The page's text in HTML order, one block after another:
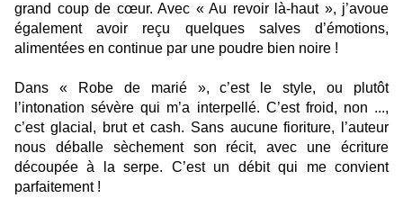
grand coup de cœur. Avec « Au revoir là-haut », j’avoue
également avoir reçu quelques salves d’émotions,
alimentées en continue par une poudre bien noire !
Dans « Robe de marié », c’est le style, ou plutôt
l’intonation sévère qui m’a interpellé. C’est froid, non ...,
c’est glacial, brut et cash. Sans aucune fioriture, l’auteur
nous déballe sèchement son récit, avec une écriture
découpée à la serpe. C’est un débit qui me convient
parfaitement !